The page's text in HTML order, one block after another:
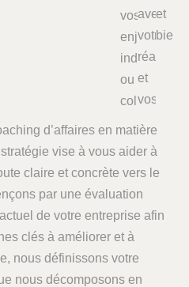
vos
enjeux
individuels
ou
collectifs.
avec
votre
réalité
et
vos
et
d’affaires en matière
vise à vous aider à
claire et concrète vers le
par une évaluation
de votre entreprise afin
clés à améliorer et à
nous définissons votre
nous décomposons en